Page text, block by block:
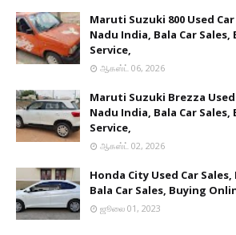
Maruti Suzuki 800 Used
Nadu India, Bala Car
Service,
ஆகஸ்ட் 06, 2026
Maruti Suzuki Brezza Used
Nadu India, Bala Car
Service,
ஆகஸ்ட் 02, 2026
Honda City Used Car
Bala Car Sales, Buying
ஜூலை 01, 2023